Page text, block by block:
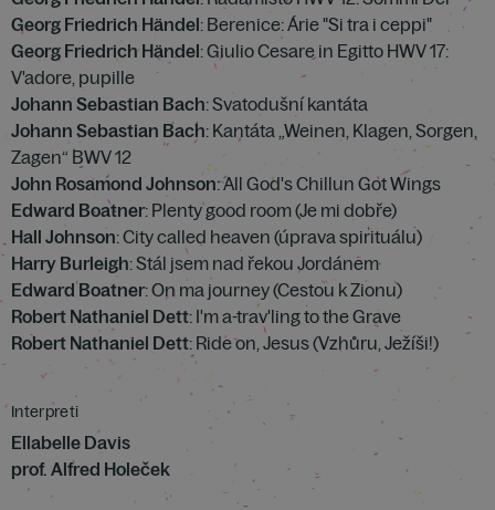
Georg Friedrich Händel: Berenice: Árie "Si tra i ceppi"
Georg Friedrich Händel: Giulio Cesare in Egitto HWV 17:
V'adore, pupille
Johann Sebastian Bach: Svatodušní kantáta
Johann Sebastian Bach: Kantáta „Weinen, Klagen, Sorgen,
Zagen“ BWV 12
John Rosamond Johnson: All God's Chillun Got Wings
Edward Boatner: Plenty good room (Je mi dobře)
Hall Johnson: City called heaven (úprava spirituálu)
Harry Burleigh: Stál jsem nad řekou Jordánem
Edward Boatner: On ma journey (Cestou k Zionu)
Robert Nathaniel Dett: I'm a-trav'ling to the Grave
Robert Nathaniel Dett: Ride on, Jesus (Vzhůru, Ježíši!)
Interpreti
Ellabelle Davis
prof. Alfred Holeček